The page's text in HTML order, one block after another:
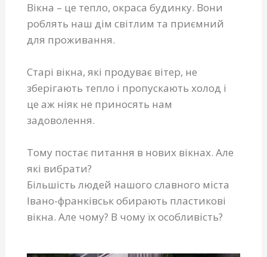
Вікна – це тепло, окраса будинку. Вони
роблять наш дім світлим та приємний
для проживання.
Старі вікна, які продуває вітер, не
зберігають тепло і пропускають холод і
це аж ніяк не приносять нам
задоволення.
Тому постає питання в нових вікнах. Але
які вибрати?
Більшість людей нашого славного міста
Івано-франківськ обирають пластикові
вікна. Але чому? В чому їх особливість?